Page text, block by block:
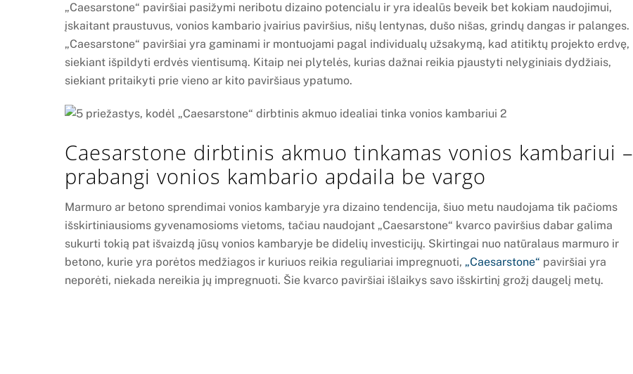
„Caesarstone“ paviršiai pasižymi neribotu dizaino potencialu ir yra idealūs beveik bet kokiam naudojimui,
įskaitant praustuvus, vonios kambario įvairius paviršius, nišų lentynas, dušo nišas, grindų dangas ir palanges.
„Caesarstone“ paviršiai yra gaminami ir montuojami pagal individualų užsakymą, kad atitiktų projekto erdvę,
siekiant išpildyti erdvės vientisumą. Kitaip nei plytelės, kurias dažnai reikia pjaustyti nelyginiais dydžiais,
siekiant pritaikyti prie vieno ar kito paviršiaus ypatumo.
Caesarstone dirbtinis akmuo tinkamas vonios kambariui –
prabangi vonios kambario apdaila be vargo
Marmuro ar betono sprendimai vonios kambaryje yra dizaino tendencija, šiuo metu naudojama tik pačioms
išskirtiniausioms gyvenamosioms vietoms, tačiau naudojant „Caesarstone“ kvarco paviršius dabar galima
sukurti tokią pat išvaizdą jūsų vonios kambaryje be didelių investicijų. Skirtingai nuo natūralaus marmuro ir
betono, kurie yra porėtos medžiagos ir kuriuos reikia reguliariai impregnuoti, „Caesarstone“ paviršiai yra
neporėti, niekada nereikia jų impregnuoti. Šie kvarco paviršiai išlaikys savo išskirtinį grožį daugelį metų.